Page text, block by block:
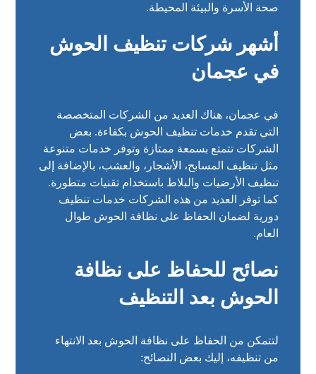
صحة الأسرة والبيئة المحيطة.
أشهر شركات تنظيف الحوش
في عجمان
في عجمان، هناك العديد من الشركات المتخصصة
التي تقدم خدمات تنظيف الحوش بكفاءة. بعض
الشركات تتمتع بسمعة ممتازة وتوفر خدمات متنوعة
مثل تنظيف المسابح، الأشجار، والعشب، بالإضافة إلى
تنظيف الأرضيات والبلاط باستخدام تقنيات متطورة.
كما توفر العديد من هذه الشركات خدمات تنظيف
دورية لضمان الحفاظ على نظافة الحوش طوال
العام.
نصائح للحفاظ على نظافة
الحوش بعد التنظيف
لتتمكن من الحفاظ على نظافة الحوش بعد الانتهاء
من تنظيفه، إليك بعض النصائح: